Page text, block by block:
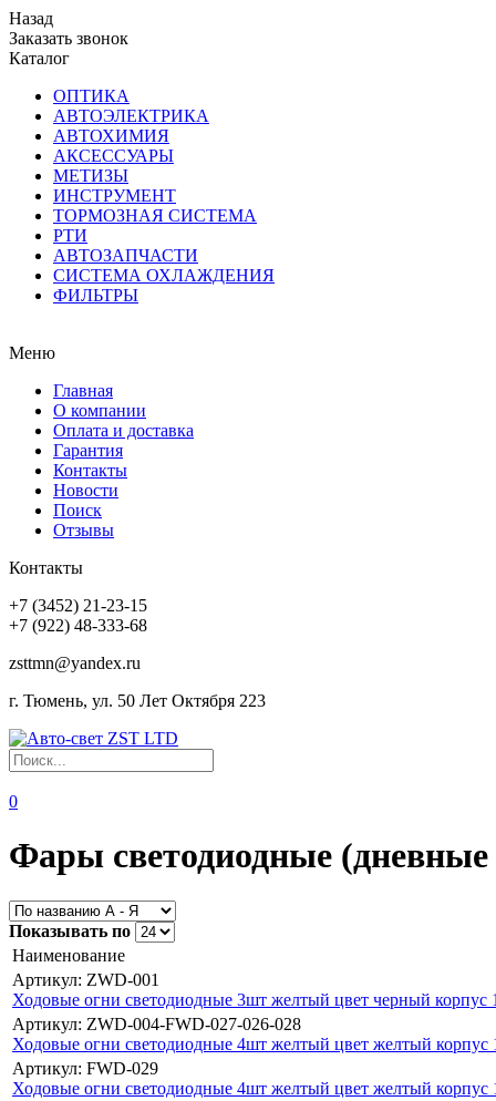
Назад
Заказать звонок
Каталог
ОПТИКА
АВТОЭЛЕКТРИКА
АВТОХИМИЯ
АКСЕССУАРЫ
МЕТИЗЫ
ИНСТРУМЕНТ
ТОРМОЗНАЯ СИСТЕМА
РТИ
АВТОЗАПЧАСТИ
СИСТЕМА ОХЛАЖДЕНИЯ
ФИЛЬТРЫ
Меню
Главная
О компании
Оплата и доставка
Гарантия
Контакты
Новости
Поиск
Отзывы
Контакты
+7 (3452) 21-23-15
+7 (922) 48-333-68
zsttmn@yandex.ru
г. Тюмень, ул. 50 Лет Октября 223
0
Фары светодиодные
Показывать по
Наименование
Артикул: ZWD-001
Ходовые огни светодиодные 3шт желтый цвет черный корпус
Артикул: ZWD-004-FWD-027-026-028
Ходовые огни светодиодные 4шт желтый цвет желтый корпус
Артикул: FWD-029
Ходовые огни светодиодные 4шт желтый цвет желтый корпус